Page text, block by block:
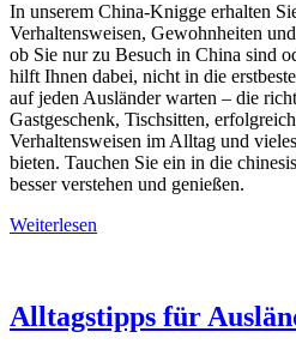
In unserem China-Knigge erhalten
Verhaltensweisen, Gewohnheiten
ob Sie nur zu Besuch in China sind
hilft Ihnen dabei, nicht in die
auf jeden Ausländer warten – die
Gastgeschenk, Tischsitten,
Verhaltensweisen im Alltag und
bieten. Tauchen Sie ein in die
besser verstehen und genießen.
Weiterlesen
Alltagstipps für